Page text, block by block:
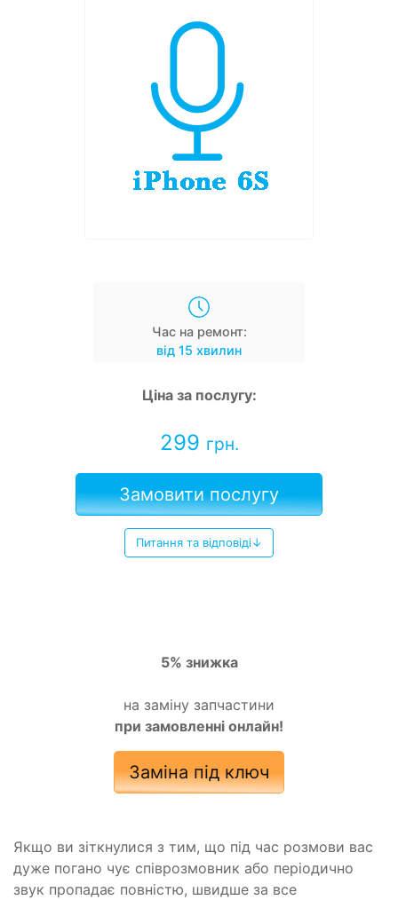
Час на ремонт:
від 15 хвилин
Ціна за послугу:
299 грн.
Замовити послугу
Питання та відповіді↓
5% знижка
на заміну запчастини
при замовленні онлайн!
Заміна під ключ
Якщо ви зіткнулися з тим, що під час розмови вас
дуже погано чує співрозмовник або періодично
звук пропадає повністю, швидше за все